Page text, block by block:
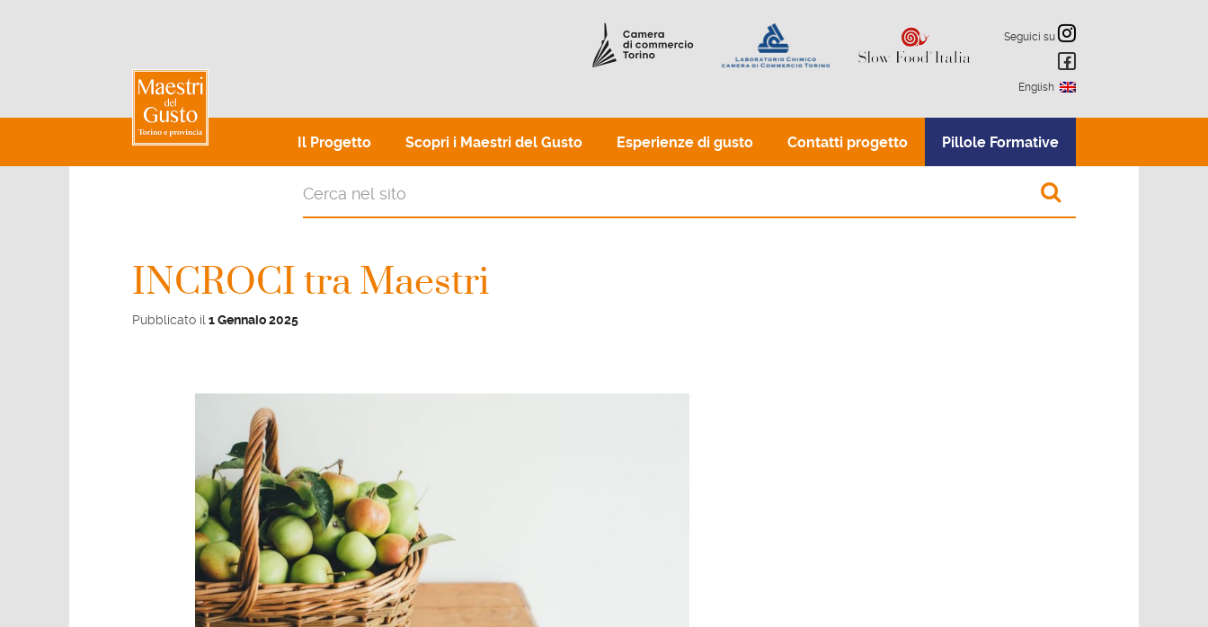
Seguici su
English
Il Progetto Scopri i Maestri del Gusto Esperienze di gusto Contatti progetto Pillole Formative
INCROCI tra Maestri
Pubblicato il 1 Gennaio 2025